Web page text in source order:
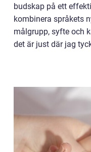
budskap på ett
kombinera språkets
målgrupp, syfte och
det är just där jag